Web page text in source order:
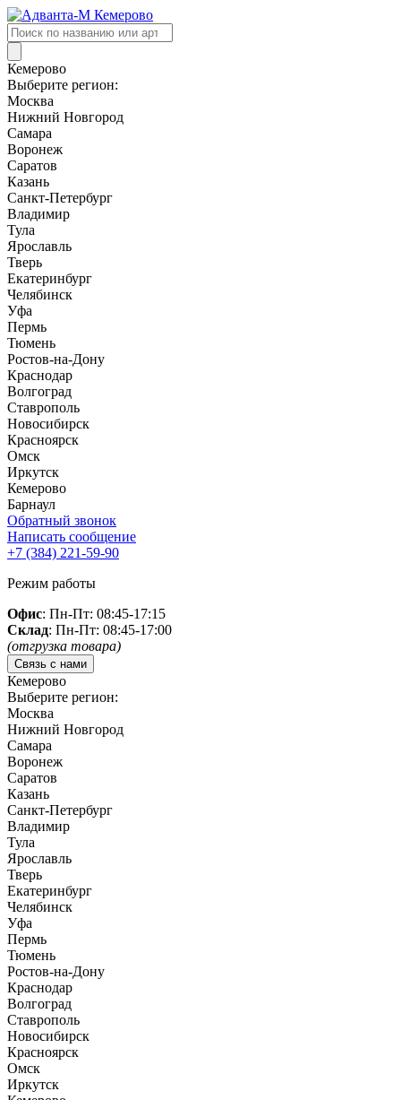
Поиск
товаров
Кемерово
Выберите регион:
Москва
Нижний Новгород
Самара
Воронеж
Саратов
Казань
Санкт-Петербург
Владимир
Тула
Ярославль
Тверь
Екатеринбург
Челябинск
Уфа
Пермь
Тюмень
Ростов-на-Дону
Краснодар
Волгоград
Ставрополь
Новосибирск
Красноярск
Омск
Иркутск
Кемерово
Барнаул
Обратный звонок
Написать сообщение
+7 (384) 221-59-90
Режим работы
Офис: Пн-Пт: 08:45-17:15
Склад: Пн-Пт: 08:45-17:00
(отгрузка товара)
Связь с нами
Кемерово
Выберите регион:
Москва
Нижний Новгород
Самара
Воронеж
Саратов
Казань
Санкт-Петербург
Владимир
Тула
Ярославль
Тверь
Екатеринбург
Челябинск
Уфа
Пермь
Тюмень
Ростов-на-Дону
Краснодар
Волгоград
Ставрополь
Новосибирск
Красноярск
Омск
Иркутск